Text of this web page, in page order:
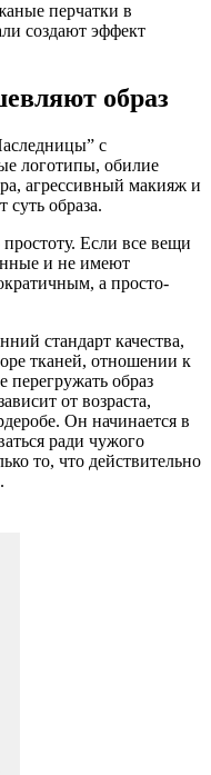
перчатки в
создают эффект
образ
с
логотипы, обилие
агрессивный макияж и
образа.
Если все вещи
и не имеют
а просто-
стандарт качества,
тканей, отношении к
перегружать образ
от возраста,
Он начинается в
ради чужого
то, что действительно